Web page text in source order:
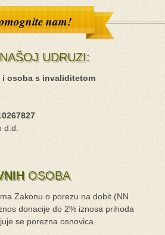
nam!
UDRUZI:
osoba s invaliditetom
d.d.
OSOBA
Zakonu o porezu na dobit (NN
donacije do 2% iznosa prihoda
se porezna osnovica.